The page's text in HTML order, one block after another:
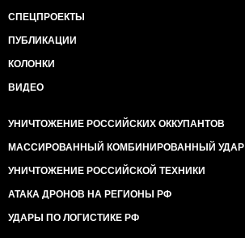
СПЕЦПРОЕКТЫ
ПУБЛИКАЦИИ
КОЛОНКИ
ВИДЕО
УНИЧТОЖЕНИЕ РОССИЙСКИХ ОККУПАНТОВ
МАССИРОВАННЫЙ КОМБИНИРОВАННЫЙ УДАР
УНИЧТОЖЕНИЕ РОССИЙСКОЙ ТЕХНИКИ
АТАКА ДРОНОВ НА РЕГИОНЫ РФ
УДАРЫ ПО ЛОГИСТИКЕ РФ